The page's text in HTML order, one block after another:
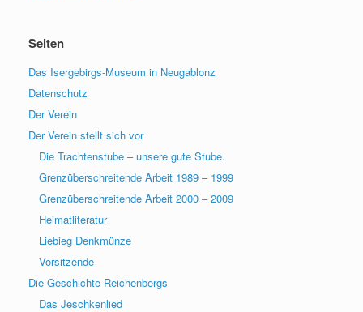
Seiten
Das Isergebirgs-Museum in Neugablonz
Datenschutz
Der Verein
Der Verein stellt sich vor
Die Trachtenstube – unsere gute Stube.
Grenzüberschreitende Arbeit 1989 – 1999
Grenzüberschreitende Arbeit 2000 – 2009
Heimatliteratur
Liebieg Denkmünze
Vorsitzende
Die Geschichte Reichenbergs
Das Jeschkenlied